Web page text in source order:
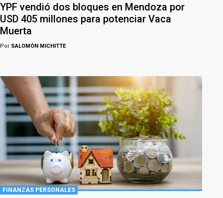
YPF vendió dos bloques en Mendoza por
USD 405 millones para potenciar Vaca
Muerta
Por SALOMÓN MICHITTE
FINANZAS PERSONALES